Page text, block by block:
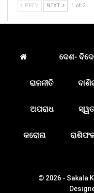
PREV NEXT 1 of 2
ଦେଶ-
ରାଜନୀତି
ଅପରାଧ
କରୋନା
© 2026 - Sakala